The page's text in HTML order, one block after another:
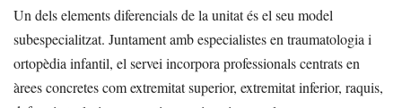
Un dels elements diferencials de la unitat és el seu model
subespecialitzat. Juntament amb especialistes en traumatologia i
ortopèdia infantil, el servei incorpora professionals centrats en
àrees concretes com extremitat superior, extremitat inferior, raquis,